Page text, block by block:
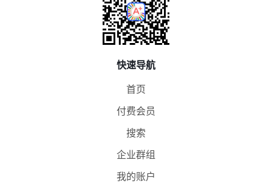
快速导航
首页
付费会员
搜索
企业群组
我的账户